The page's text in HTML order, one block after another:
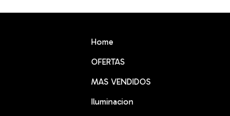
Home
OFERTAS
MAS VENDIDOS
Iluminacion